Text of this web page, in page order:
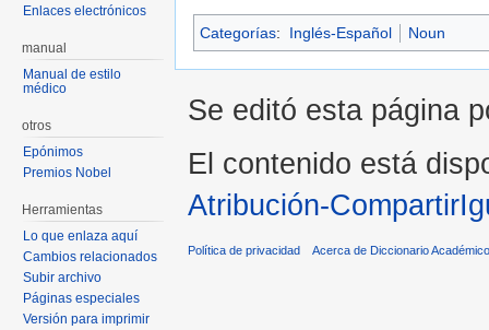
Categorías: Inglés-Español Noun
Enlaces electrónicos
manual
Manual de estilo
médico
otros
Epónimos
Premios Nobel
Herramientas
Lo que enlaza aquí
Cambios relacionados
Subir archivo
Páginas especiales
Versión para imprimir
Se editó esta página
El contenido está
Atribución-
Política de privacidad Acerca de Diccionario